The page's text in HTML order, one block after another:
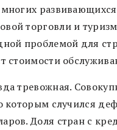
торговли и
проблемой для
стоимости
тревожная.
которым случился
Доля стран с